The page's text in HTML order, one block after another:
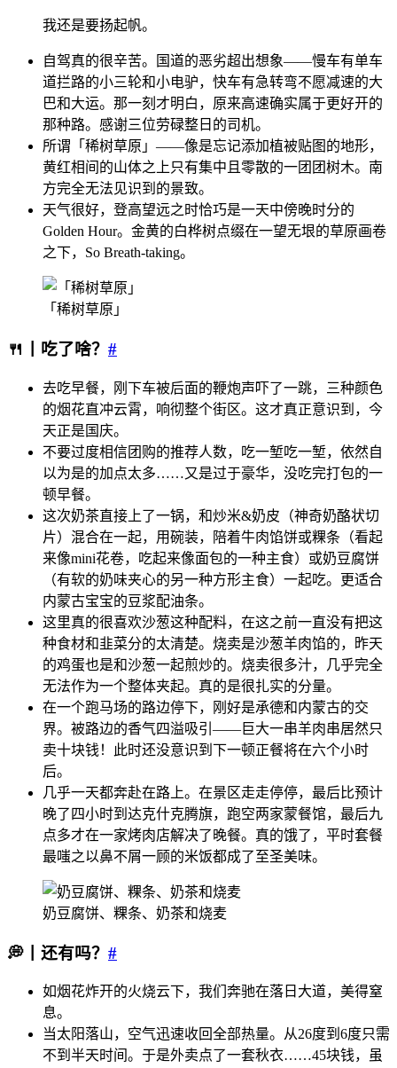
我还是要扬起帆。
自驾真的很辛苦。国道的恶劣超出想象——慢车有单车
道拦路的小三轮和小电驴，快车有急转弯不愿减速的大
巴和大运。那一刻才明白，原来高速确实属于更好开的
那种路。感谢三位劳碌整日的司机。
所谓「稀树草原」——像是忘记添加植被贴图的地形，
黄红相间的山体之上只有集中且零散的一团团树木。南
方完全无法见识到的景致。
天气很好，登高望远之时恰巧是一天中傍晚时分的
Golden Hour。金黄的白桦树点缀在一望无垠的草原画卷
之下，So Breath-taking。
「稀树草原」
🍴丨吃了啥？ #
去吃早餐，刚下车被后面的鞭炮声吓了一跳，三种颜色
的烟花直冲云霄，响彻整个街区。这才真正意识到，今
天正是国庆。
不要过度相信团购的推荐人数，吃一堑吃一堑，依然自
以为是的加点太多……又是过于豪华，没吃完打包的一
顿早餐。
这次奶茶直接上了一锅，和炒米&奶皮（神奇奶酪状切
片）混合在一起，用碗装，陪着牛肉馅饼或粿条（看起
来像mini花卷，吃起来像面包的一种主食）或奶豆腐饼
（有软的奶味夹心的另一种方形主食）一起吃。更适合
内蒙古宝宝的豆浆配油条。
这里真的很喜欢沙葱这种配料，在这之前一直没有把这
种食材和韭菜分的太清楚。烧卖是沙葱羊肉馅的，昨天
的鸡蛋也是和沙葱一起煎炒的。烧卖很多汁，几乎完全
无法作为一个整体夹起。真的是很扎实的分量。
在一个跑马场的路边停下，刚好是承德和内蒙古的交
界。被路边的香气四溢吸引——巨大一串羊肉串居然只
卖十块钱！此时还没意识到下一顿正餐将在六个小时
后。
几乎一天都奔赴在路上。在景区走走停停，最后比预计
晚了四小时到达克什克腾旗，跑空两家蒙餐馆，最后九
点多才在一家烤肉店解决了晚餐。真的饿了，平时套餐
最嗤之以鼻不屑一顾的米饭都成了至圣美味。
奶豆腐饼、粿条、奶茶和烧麦
💭丨还有吗？ #
如烟花炸开的火烧云下，我们奔驰在落日大道，美得窒
息。
当太阳落山，空气迅速收回全部热量。从26度到6度只需
不到半天时间。于是外卖点了一套秋衣……45块钱，虽